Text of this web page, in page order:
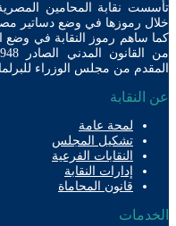
رموز النقابة في وضع
من
من مجلس الوزراء للبرلمان
لمحة عامة
تشكيل المجلس
النقابات الفرعية
إدارات النقابة
قانون المحاماة